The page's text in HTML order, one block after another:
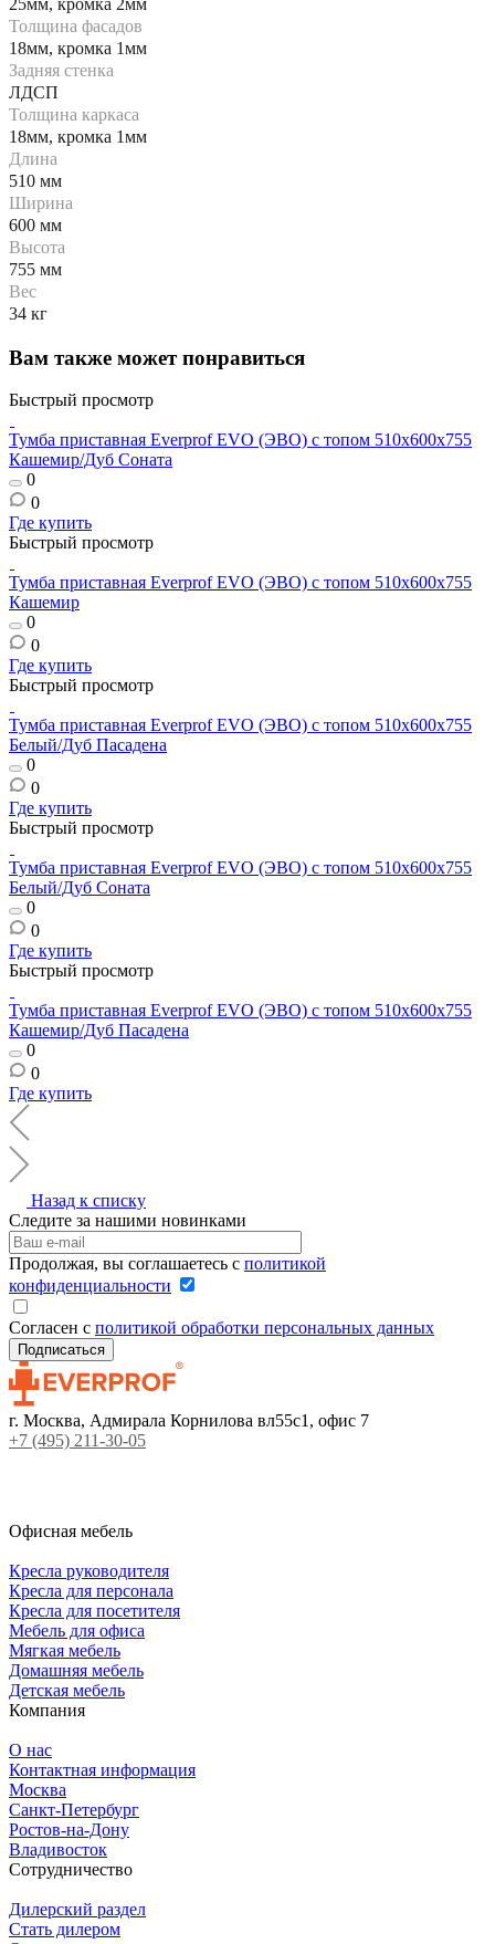
Толщина фасадов
18мм, кромка 1мм
Задняя стенка
ЛДСП
Толщина каркаса
18мм, кромка 1мм
Длина
510 мм
Ширина
600 мм
Высота
755 мм
Вес
34 кг
Вам также может понравиться
Быстрый просмотр
Тумба приставная Everprof EVO (ЭВО) с топом 510х600x755
Кашемир/Дуб Соната
0
0
Где купить
Быстрый просмотр
Тумба приставная Everprof EVO (ЭВО) с топом 510х600x755
Кашемир
0
0
Где купить
Быстрый просмотр
Тумба приставная Everprof EVO (ЭВО) с топом 510х600x755
Белый/Дуб Пасадена
0
0
Где купить
Быстрый просмотр
Тумба приставная Everprof EVO (ЭВО) с топом 510х600x755
Белый/Дуб Соната
0
0
Где купить
Быстрый просмотр
Тумба приставная Everprof EVO (ЭВО) с топом 510х600x755
Кашемир/Дуб Пасадена
0
0
Где купить
Назад к списку
Следите за нашими новинками
Продолжая, вы соглашаетесь с политикой
конфиденциальности
Согласен с политикой обработки персональных данных
г. Москва, Адмирала Корнилова вл55с1, офис 7
+7 (495) 211-30-05
Офисная мебель
Кресла руководителя
Кресла для персонала
Кресла для посетителя
Мебель для офиса
Мягкая мебель
Домашняя мебель
Детская мебель
Компания
О нас
Контактная информация
Москва
Санкт-Петербург
Ростов-на-Дону
Владивосток
Сотрудничество
Дилерский раздел
Стать дилером